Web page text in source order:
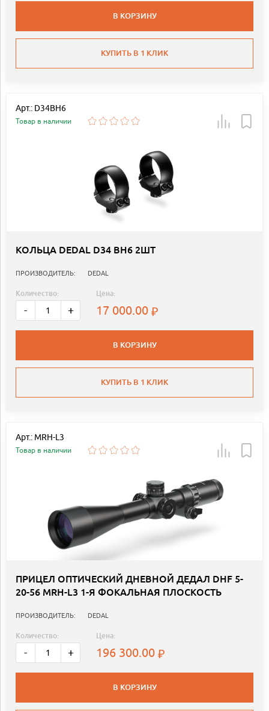
В КОРЗИНУ
КУПИТЬ В 1 КЛИК
Арт.: D34BH6
Товар в наличии
КОЛЬЦА DEDAL D34 BH6 2ШТ
ПРОИЗВОДИТЕЛЬ: DEDAL
Количество:
- +
Цена:
17 000.00
В КОРЗИНУ
КУПИТЬ В 1 КЛИК
Арт.: MRH-L3
Товар в наличии
ПРИЦЕЛ ОПТИЧЕСКИЙ ДНЕВНОЙ ДЕДАЛ DHF 5-
20-56 MRH-L3 1-Я ФОКАЛЬНАЯ ПЛОСКОСТЬ
ПРОИЗВОДИТЕЛЬ: DEDAL
Количество:
- +
Цена:
196 300.00
В КОРЗИНУ